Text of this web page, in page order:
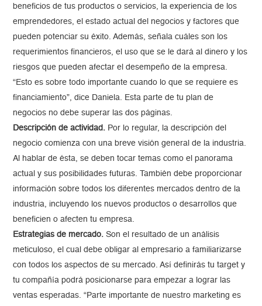
beneficios de tus productos o servicios, la experiencia de los
emprendedores, el estado actual del negocios y factores que
pueden potenciar su éxito. Además, señala cuáles son los
requerimientos financieros, el uso que se le dará al dinero y los
riesgos que pueden afectar el desempeño de la empresa.
“Esto es sobre todo importante cuando lo que se requiere es
financiamiento”, dice Daniela. Esta parte de tu plan de
negocios no debe superar las dos páginas.
Descripción de actividad. Por lo regular, la descripción del
negocio comienza con una breve visión general de la industria.
Al hablar de ésta, se deben tocar temas como el panorama
actual y sus posibilidades futuras. También debe proporcionar
información sobre todos los diferentes mercados dentro de la
industria, incluyendo los nuevos productos o desarrollos que
beneficien o afecten tu empresa.
Estrategias de mercado.Son el resultado de un análisis
meticuloso, el cual debe obligar al empresario a familiarizarse
con todos los aspectos de su mercado. Así definirás tu target y
tu compañía podrá posicionarse para empezar a lograr las
ventas esperadas. “Parte importante de nuestro marketing es